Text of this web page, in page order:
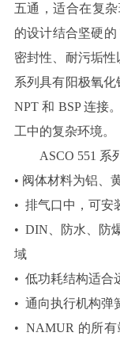
五通，适合在复
的设计结合坚硬
密封性、耐污垢性
系列具有阳极氧
NPT 和 BSP 连接
工中的复杂环境。
ASCO 551 系列
• 阀体材料为铝、
• 排气口中，可安
• DIN、防水、防
域
• 低功耗结构适合
• 通向执行机构弹
• NAMUR 的所